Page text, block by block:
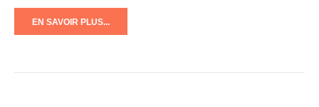
EN SAVOIR PLUS...